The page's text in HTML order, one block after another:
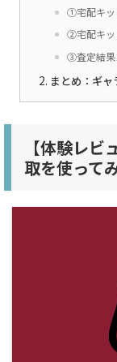
①宅配キッ
②宅配キッ
③査定結果
まとめ：ギ
【体験レ
取を使って